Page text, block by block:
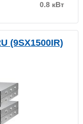
0.8 кВт
(9SX1500IR)